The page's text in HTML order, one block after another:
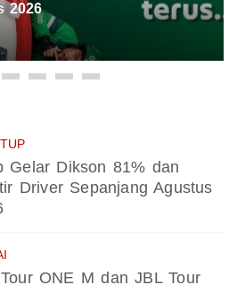
2026
Gelar Dikson 81% dan
Driver Sepanjang Agustus
ONE M dan JBL Tour